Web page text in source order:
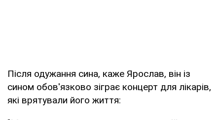
Після одужання сина, каже Ярослав, він із
сином обов'язково зіграє концерт для лікарів,
які врятували його життя: